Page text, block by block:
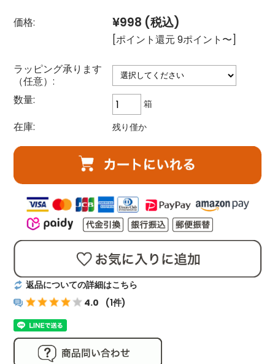
価格: ¥998 (税込)
[ポイント還元 9ポイント〜]
ラッピング承ります
（任意）:
数量:
箱
在庫: 残り僅か
返品についての詳細はこちら
4.0
(1件)